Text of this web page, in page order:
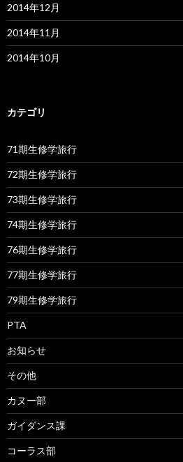
2014年12月
2014年11月
2014年10月
カテゴリ
71期生修学旅行
72期生修学旅行
73期生修学旅行
74期生修学旅行
76期生修学旅行
77期生修学旅行
79期生修学旅行
PTA
お知らせ
その他
カヌー部
ガイダンス課
コーラス部